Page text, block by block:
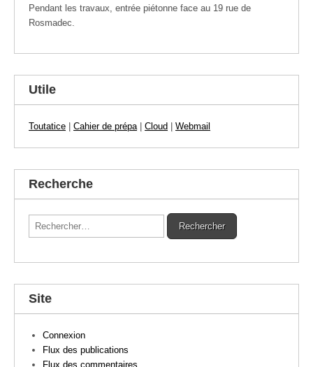
Pendant les travaux, entrée piétonne face au 19 rue de
Rosmadec.
Utile
Toutatice Cahier de prépa| Cloud Webmail
Recherche
Rechercher :
Site
Connexion
Flux des publications
Flux des commentaires